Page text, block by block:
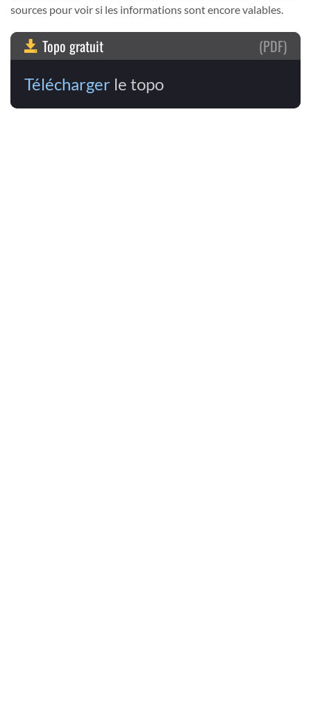
sources pour voir si les informations sont encore valables.
Topo gratuit (PDF)
Télécharger le topo